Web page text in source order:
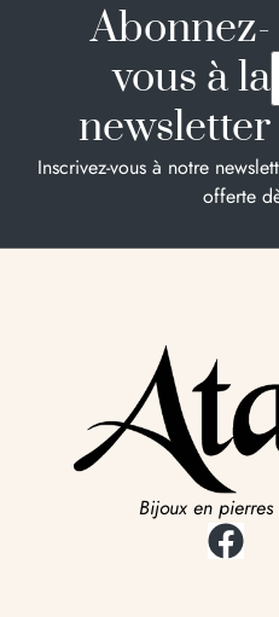
Abonnez-
vous à la
newsletter
Inscrivez-vous à notre
offerte
Bijoux en pierres